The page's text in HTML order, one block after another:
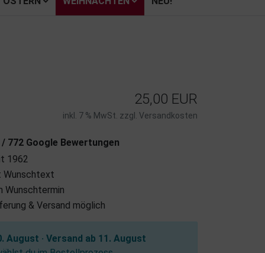
25,00 EUR
inkl. 7 % MwSt. zzgl. Versandkosten
/ 772 Google Bewertungen
1962
Wunschtext
Wunschtermin
& Versand möglich
August · Versand ab 11. August